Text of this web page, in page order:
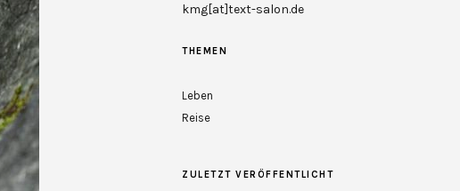
kmg[at]text-salon.de
THEMEN
Leben
Reise
ZULETZT VERÖFFENTLICHT